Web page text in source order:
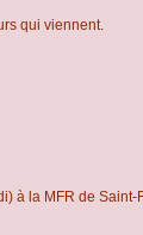
qui viennent.
à la MFR de Saint-